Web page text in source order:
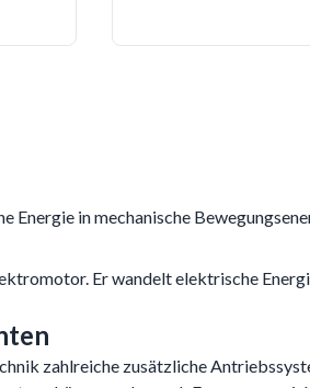
in mechanische
Er wandelt elektrische
zahlreiche zusätzliche